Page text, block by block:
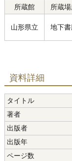
所蔵館 所蔵
山形県立 地下
資料詳細
タイトル
著者
出版者
出版年
ページ数